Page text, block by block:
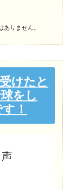
りません。
けたと
をし
！